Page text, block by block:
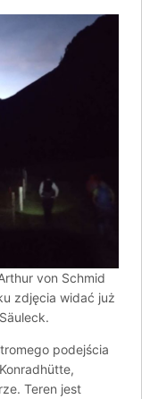
von Schmid
zdjęcia widać już
podejścia
Teren jest